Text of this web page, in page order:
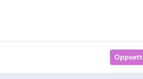
Oppsett